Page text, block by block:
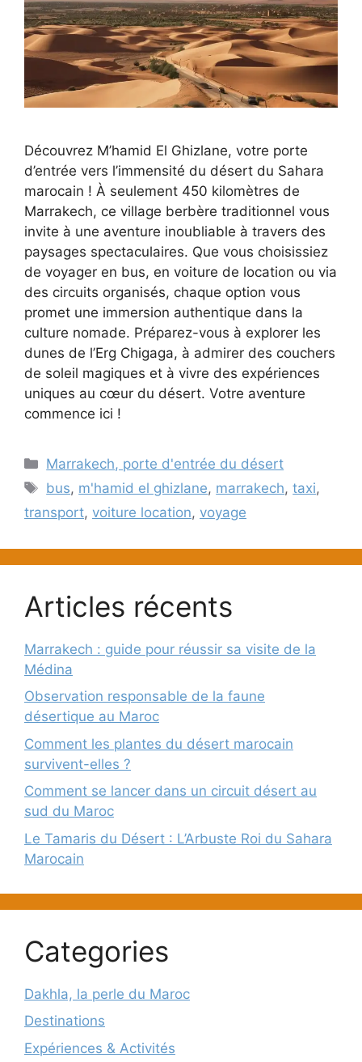
Découvrez M’hamid El Ghizlane, votre porte
d’entrée vers l’immensité du désert du Sahara
marocain ! À seulement 450 kilomètres de
Marrakech, ce village berbère traditionnel vous
invite à une aventure inoubliable à travers des
paysages spectaculaires. Que vous choisissiez
de voyager en bus, en voiture de location ou via
des circuits organisés, chaque option vous
promet une immersion authentique dans la
culture nomade. Préparez-vous à explorer les
dunes de l’Erg Chigaga, à admirer des couchers
de soleil magiques et à vivre des expériences
uniques au cœur du désert. Votre aventure
commence ici !
Catégories
Marrakech, porte d'entrée du désert
Étiquettes
bus, m'hamid el ghizlane, marrakech,taxi,
transport, voiture location, voyage
Articles récents
Marrakech : guide pour réussir sa visite de la
Médina
Observation responsable de la faune
désertique au Maroc
Comment les plantes du désert marocain
survivent-elles ?
Comment se lancer dans un circuit désert au
sud du Maroc
Le Tamaris du Désert : L’Arbuste Roi du Sahara
Marocain
Categories
Dakhla, la perle du Maroc
Destinations
Expériences & Activités